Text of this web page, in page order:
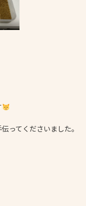
ってくださいました。